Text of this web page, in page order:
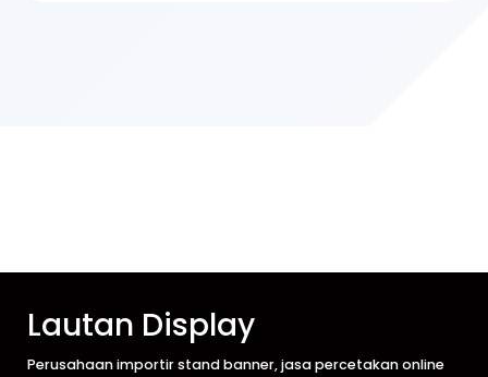
Lautan Display
Perusahaan importir stand banner, jasa percetakan online